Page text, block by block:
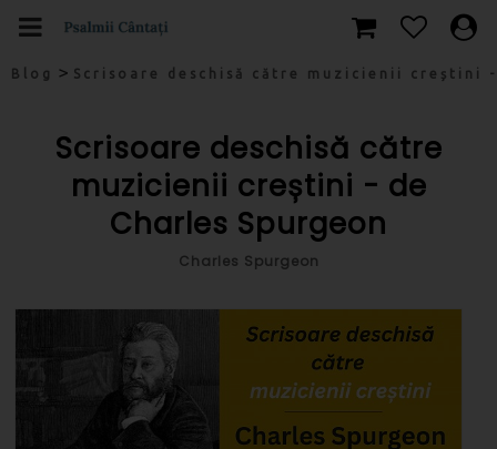
Blog > Scrisoare deschisă către muzicienii creștini -
Scrisoare deschisă către
muzicienii creștini - de
Charles Spurgeon
Charles Spurgeon